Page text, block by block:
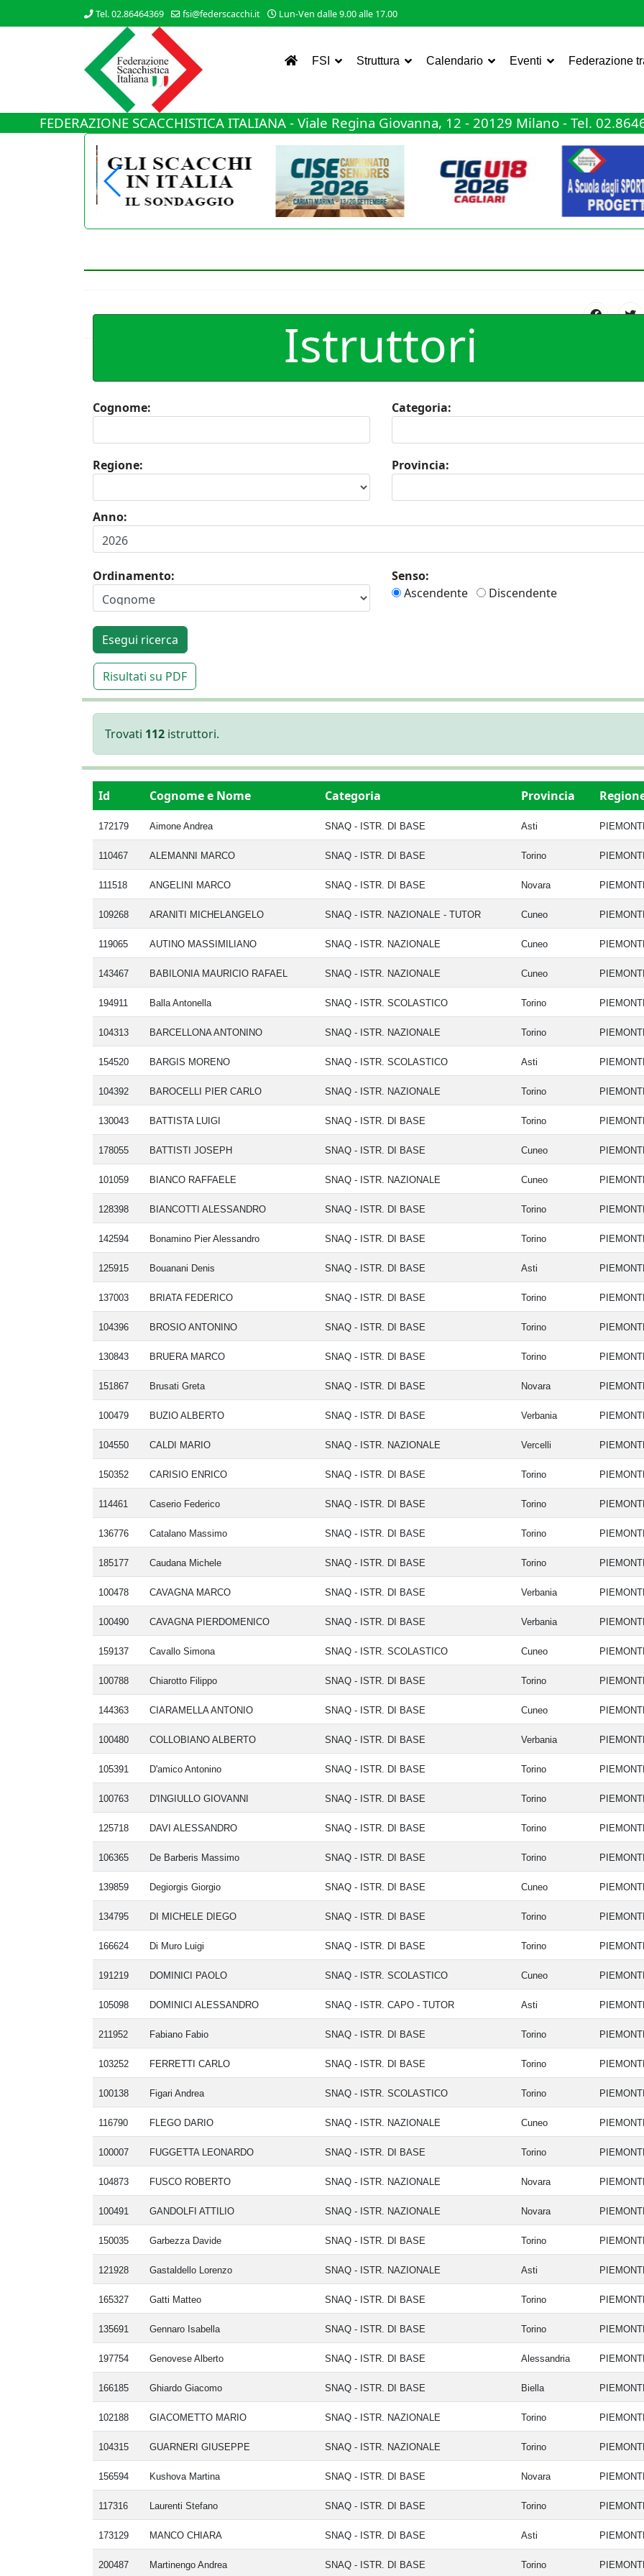
Tel. 02.86464369 fsi@federscacchi.it Lun-Ven dalle 9.00 alle 17.00
FSI Struttura Calendario Eventi Federazione
FEDERAZIONE SCACCHISTICA ITALIANA - Viale Regina Giovanna, 12 - 20129 Milano - Tel.
Istruttori
Cognome: Categoria:
Regione: Provincia:
Anno:
Ordinamento:
Senso:
Ascendente
Discendente
Esegui ricerca
Risultati su PDF
Trovati 112 istruttori.
Id Cognome e Nome Categoria Provincia
172179 Aimone Andrea SNAQ - ISTR. DI BASE Asti
110467 ALEMANNI MARCO SNAQ - ISTR. DI BASE Torino
111518 ANGELINI MARCO SNAQ - ISTR. DI BASE Novara
109268 ARANITI MICHELANGELO SNAQ - ISTR. NAZIONALE - TUTOR Cuneo
119065 AUTINO MASSIMILIANO SNAQ - ISTR. NAZIONALE Cuneo
143467 BABILONIA MAURICIO RAFAEL SNAQ - ISTR. NAZIONALE Cuneo
194911 Balla Antonella SNAQ - ISTR. SCOLASTICO Torino
104313 BARCELLONA ANTONINO SNAQ - ISTR. NAZIONALE Torino
154520 BARGIS MORENO SNAQ - ISTR. SCOLASTICO Asti
104392 BAROCELLI PIER CARLO SNAQ - ISTR. NAZIONALE Torino
130043 BATTISTA LUIGI SNAQ - ISTR. DI BASE Torino
178055 BATTISTI JOSEPH SNAQ - ISTR. DI BASE Cuneo
101059 BIANCO RAFFAELE SNAQ - ISTR. NAZIONALE Cuneo
128398 BIANCOTTI ALESSANDRO SNAQ - ISTR. DI BASE Torino
142594 Bonamino Pier Alessandro SNAQ - ISTR. DI BASE Torino
125915 Bouanani Denis SNAQ - ISTR. DI BASE Asti
137003 BRIATA FEDERICO SNAQ - ISTR. DI BASE Torino
104396 BROSIO ANTONINO SNAQ - ISTR. DI BASE Torino
130843 BRUERA MARCO SNAQ - ISTR. DI BASE Torino
151867 Brusati Greta SNAQ - ISTR. DI BASE Novara
100479 BUZIO ALBERTO SNAQ - ISTR. DI BASE Verbania
104550 CALDI MARIO SNAQ - ISTR. NAZIONALE Vercelli
150352 CARISIO ENRICO SNAQ - ISTR. DI BASE Torino
114461 Caserio Federico SNAQ - ISTR. DI BASE Torino
136776 Catalano Massimo SNAQ - ISTR. DI BASE Torino
185177 Caudana Michele SNAQ - ISTR. DI BASE Torino
100478 CAVAGNA MARCO SNAQ - ISTR. DI BASE Verbania
100490 CAVAGNA PIERDOMENICO SNAQ - ISTR. DI BASE Verbania
159137 Cavallo Simona SNAQ - ISTR. SCOLASTICO Cuneo
100788 Chiarotto Filippo SNAQ - ISTR. DI BASE Torino
144363 CIARAMELLA ANTONIO SNAQ - ISTR. DI BASE Cuneo
100480 COLLOBIANO ALBERTO SNAQ - ISTR. DI BASE Verbania
105391 D'amico Antonino SNAQ - ISTR. DI BASE Torino
100763 D'INGIULLO GIOVANNI SNAQ - ISTR. DI BASE Torino
125718 DAVI ALESSANDRO SNAQ - ISTR. DI BASE Torino
106365 De Barberis Massimo SNAQ - ISTR. DI BASE Torino
139859 Degiorgis Giorgio SNAQ - ISTR. DI BASE Cuneo
134795 DI MICHELE DIEGO SNAQ - ISTR. DI BASE Torino
166624 Di Muro Luigi SNAQ - ISTR. DI BASE Torino
191219 DOMINICI PAOLO SNAQ - ISTR. SCOLASTICO Cuneo
105098 DOMINICI ALESSANDRO SNAQ - ISTR. CAPO - TUTOR Asti
211952 Fabiano Fabio SNAQ - ISTR. DI BASE Torino
103252 FERRETTI CARLO SNAQ - ISTR. DI BASE Torino
100138 Figari Andrea SNAQ - ISTR. SCOLASTICO Torino
116790 FLEGO DARIO SNAQ - ISTR. NAZIONALE Cuneo
100007 FUGGETTA LEONARDO SNAQ - ISTR. DI BASE Torino
104873 FUSCO ROBERTO SNAQ - ISTR. NAZIONALE Novara
100491 GANDOLFI ATTILIO SNAQ - ISTR. NAZIONALE Novara
150035 Garbezza Davide SNAQ - ISTR. DI BASE Torino
121928 Gastaldello Lorenzo SNAQ - ISTR. NAZIONALE Asti
165327 Gatti Matteo SNAQ - ISTR. DI BASE Torino
135691 Gennaro Isabella SNAQ - ISTR. DI BASE Torino
197754 Genovese Alberto SNAQ - ISTR. DI BASE Alessandria
166185 Ghiardo Giacomo SNAQ - ISTR. DI BASE Biella
102188 GIACOMETTO MARIO SNAQ - ISTR. NAZIONALE Torino
104315 GUARNERI GIUSEPPE SNAQ - ISTR. NAZIONALE Torino
156594 Kushova Martina SNAQ - ISTR. DI BASE Novara
117316 Laurenti Stefano SNAQ - ISTR. DI BASE Torino
173129 MANCO CHIARA SNAQ - ISTR. DI BASE Asti
200487 Martinengo Andrea SNAQ - ISTR. DI BASE Torino
La Conferenza
degli istruttori si
terrà il 30 agosto
2026 a Cagliari
23-07-2026
A novembre a
Creta gli Europei
delegazione
2026
27-07-